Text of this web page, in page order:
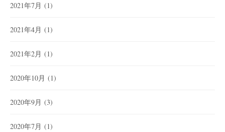
2021年7月 (1)
2021年4月 (1)
2021年2月 (1)
2020年10月 (1)
2020年9月 (3)
2020年7月 (1)